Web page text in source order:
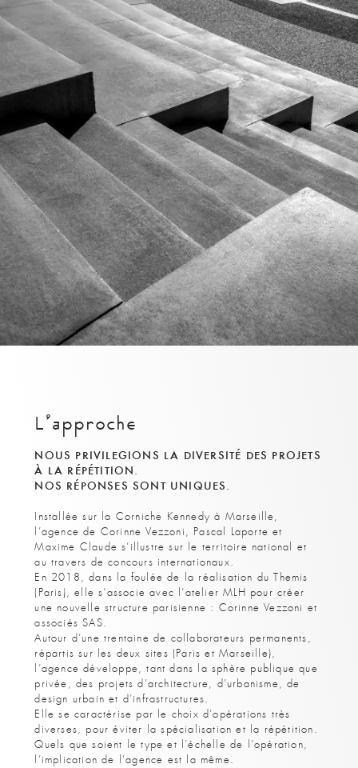
L’approche
NOUS PRIVILEGIONS LA DIVERSITÉ DES PROJETS
À LA RÉPÉTITION.
NOS RÉPONSES SONT UNIQUES.
Installée sur la Corniche Kennedy à Marseille,
l’agence de Corinne Vezzoni, Pascal Laporte et
Maxime Claude s’illustre sur le territoire national et
au travers de concours internationaux.
En 2018, dans la foulée de la réalisation du Themis
(Paris), elle s’associe avec l’atelier MLH pour créer
une nouvelle structure parisienne : Corinne Vezzoni et
associés SAS.
Autour d’une trentaine de collaborateurs permanents,
répartis sur les deux sites (Paris et Marseille),
l’agence développe, tant dans la sphère publique que
privée, des projets d’architecture, d’urbanisme, de
design urbain et d’infrastructures.
Elle se caractérise par le choix d’opérations très
diverses, pour éviter la spécialisation et la répétition.
Quels que soient le type et l’échelle de l’opération,
l’implication de l’agence est la même.